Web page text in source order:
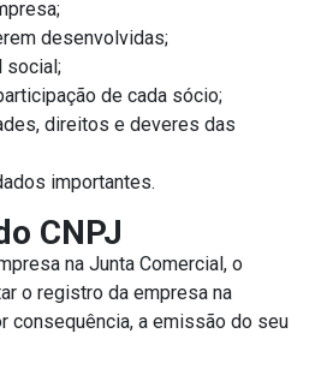
desenvolvidas;
social;
de cada sócio;
direitos e deveres das
importantes.
CNPJ
na Junta Comercial, o
o registro da empresa na
consequência, a emissão do seu